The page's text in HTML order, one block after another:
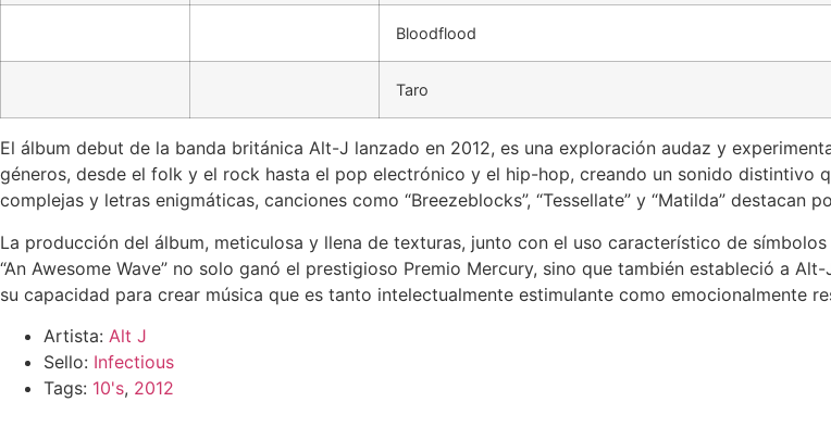
Bloodflood
Taro
El álbum debut de la banda británica Alt-J lanzado en 2012, es una exploración audaz y
géneros, desde el folk y el rock hasta el pop electrónico y el hip-hop, creando un sonido distintivo
complejas y letras enigmáticas, canciones como “Breezeblocks”, “Tessellate” y “Matilda” destacan
La producción del álbum, meticulosa y llena de texturas, junto con el uso característico de
“An Awesome Wave” no solo ganó el prestigioso Premio Mercury, sino que también estableció a
su capacidad para crear música que es tanto intelectualmente estimulante como emocionalmente
Artista: Alt J
Sello: Infectious
Tags: 10's, 2012